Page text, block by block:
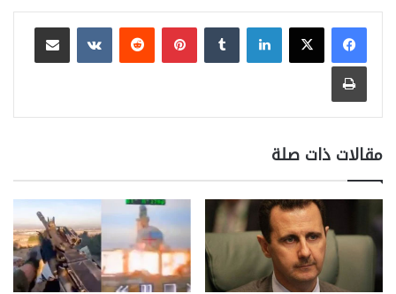
لينكدإن بينتيريست
مشاركة عبر البريد
طباعة
مقالات ذات صلة